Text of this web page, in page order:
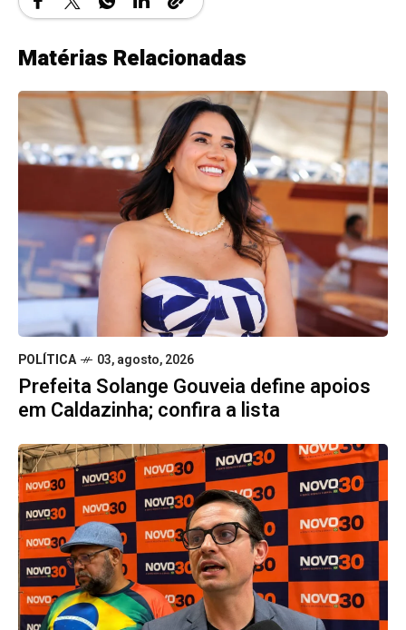
Matérias Relacionadas
POLÍTICA 03, agosto, 2026
Prefeita Solange Gouveia define apoios
em Caldazinha; confira a lista